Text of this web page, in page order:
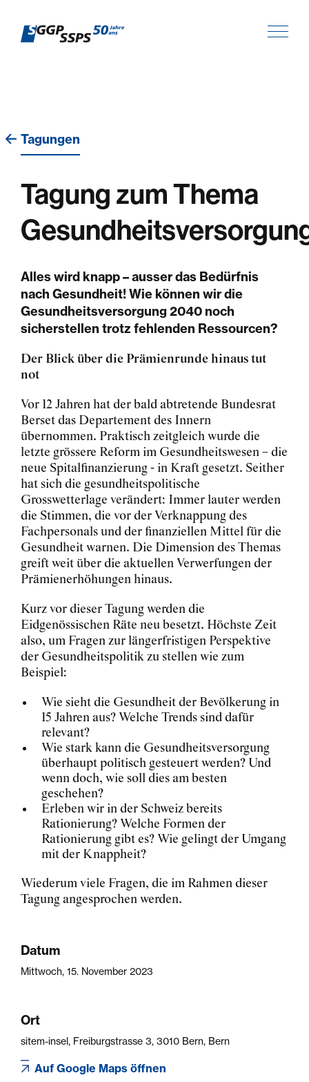
Tagungen
Tagung zum Thema
Alles wird knapp – ausser das Bedürfnis
nach Gesundheit! Wie können wir die
Gesundheitsversorgung 2040 noch
sicherstellen trotz fehlenden Ressourcen?
Der Blick über die Prämienrunde hinaus tut
not
Vor 12 Jahren hat der bald abtretende Bundesrat
Berset das Departement des Innern
übernommen. Praktisch zeitgleich wurde die
letzte grössere Reform im Gesundheitswesen – die
neue Spitalfinanzierung - in Kraft gesetzt. Seither
hat sich die gesundheitspolitische
Grosswetterlage verändert: Immer lauter werden
die Stimmen, die vor der Verknappung des
Fachpersonals und der finanziellen Mittel für die
Gesundheit warnen. Die Dimension des Themas
greift weit über die aktuellen Verwerfungen der
Prämienerhöhungen hinaus.
Kurz vor dieser Tagung werden die
Eidgenössischen Räte neu besetzt. Höchste Zeit
also, um Fragen zur längerfristigen Perspektive
der Gesundheitspolitik zu stellen wie zum
Beispiel:
Wie sieht die Gesundheit der Bevölkerung in
15 Jahren aus? Welche Trends sind dafür
relevant?
Wie stark kann die Gesundheitsversorgung
überhaupt politisch gesteuert werden? Und
wenn doch, wie soll dies am besten
geschehen?
Erleben wir in der Schweiz bereits
Rationierung? Welche Formen der
Rationierung gibt es? Wie gelingt der Umgang
mit der Knappheit?
Wiederum viele Fragen, die im Rahmen dieser
Tagung angesprochen werden.
Datum
Mittwoch, 15. November 2023
Ort
sitem-insel, Freiburgstrasse 3, 3010 Bern, Bern
Auf Google Maps öffnen